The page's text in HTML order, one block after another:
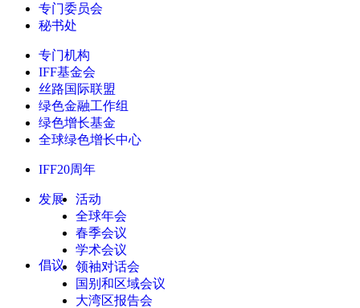
专门委员会
秘书处
专门机构
IFF基金会
丝路国际联盟
绿色金融工作组
绿色增长基金
全球绿色增长中心
IFF20周年
发展
倡议
活动
全球年会
春季会议
学术会议
领袖对话会
国别和区域会议
大湾区报告会